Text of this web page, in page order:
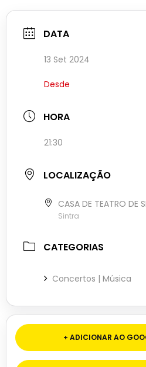
DATA
13 Set 2024
Desde
HORA
21:30
LOCALIZAÇÃO
CASA DE TEATRO DE
Sintra
CATEGORIAS
Concertos | Música
+ ADICIONAR AO